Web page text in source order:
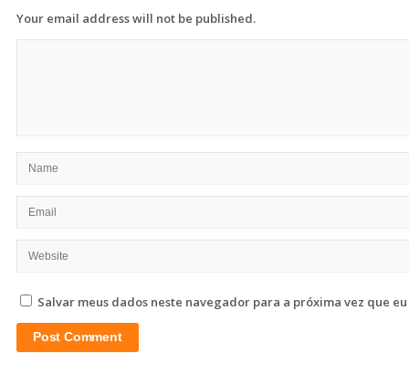
Your email address will not be published.
Salvar meus dados neste navegador para a próxima vez que